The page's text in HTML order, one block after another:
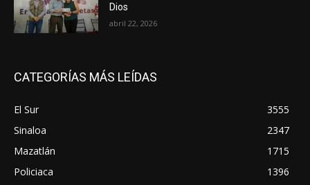
Dios
abril 22, 2026
CATEGORÍAS MÁS LEÍDAS
El Sur
3555
Sinaloa
2347
Mazatlán
1715
Policiaca
1396